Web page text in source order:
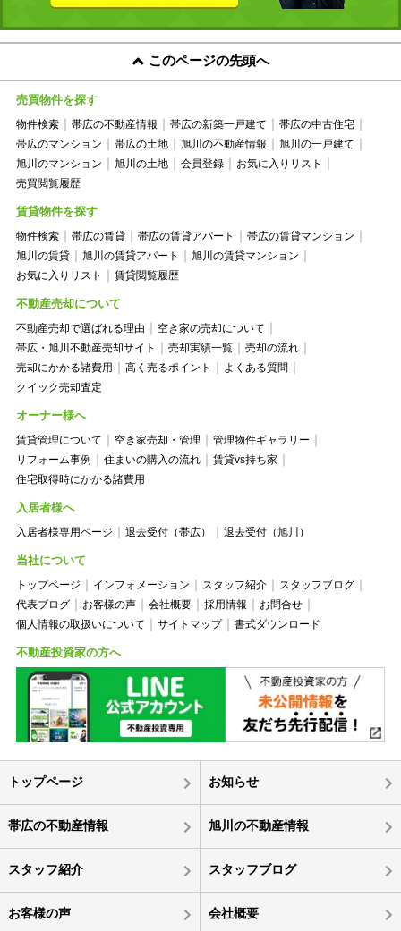
このページの先頭へ
売買物件を探す
物件検索 帯広の不動産情報 帯広の新築一戸建て
帯広の中古住宅
帯広のマンション
帯広の土地 旭川の不動産情報
旭川の一戸建て
旭川のマンション
旭川の土地 会員登録
お気に入りリスト
売買閲覧履歴
賃貸物件を探す
物件検索 帯広の賃貸 帯広の賃貸アパート
帯広の賃貸マンション
旭川の賃貸
旭川の賃貸アパート
旭川の賃貸マンション
お気に入りリスト
賃貸閲覧履歴
不動産売却について
不動産売却で選ばれる理由
空き家の売却について
帯広・旭川不動産売却サイト
売却実績一覧
売却の流れ
売却にかかる諸費用
高く売るポイント
よくある質問
クイック売却査定
オーナー様へ
賃貸管理について 空き家売却・管理
管理物件ギャラリー
リフォーム事例
住まいの購入の流れ
賃貸vs持ち家
住宅取得時にかかる諸費用
入居者様へ
入居者様専用ページ 退去受付（帯広） 退去受付（旭川）
当社について
トップページ インフォメーション スタッフ紹介
スタッフブログ
代表ブログ
お客様の声 会社概要 採用情報
お問合せ
個人情報の取扱いについて
サイトマップ 書式ダウンロード
不動産投資家の方へ
トップページ お知らせ
帯広の不動産情報 旭川の不動産情報
スタッフ紹介 スタッフブログ
お客様の声 会社概要